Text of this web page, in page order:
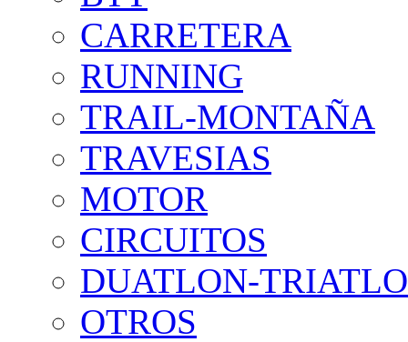
CARRETERA
RUNNING
TRAIL-MONTAÑA
TRAVESIAS
MOTOR
CIRCUITOS
DUATLON-
OTROS